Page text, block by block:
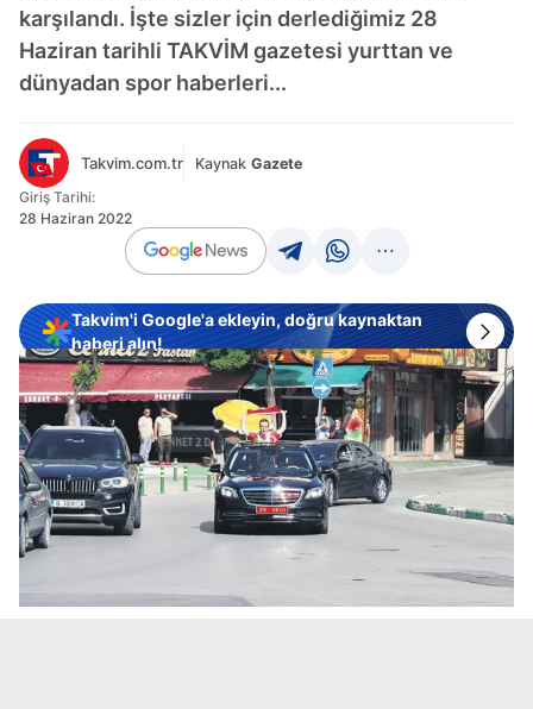
karşılandı. İşte sizler için derlediğimiz 28
Haziran tarihli TAKVİM gazetesi yurttan ve
dünyadan spor haberleri...
Takvim.com.tr Kaynak Gazete
Giriş Tarihi:
28 Haziran 2022
Takvim'i Google'a ekleyin, doğru kaynaktan
haberi alın!